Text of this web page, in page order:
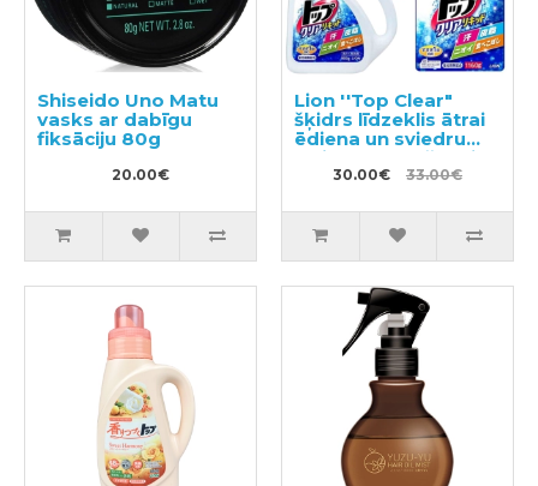
Shiseido Uno Matu
vasks ar dabīgu
fiksāciju 80g
20.00€
Lion ''Top Clear"
šķidrs līdzeklis ātrai
ēdiena un sviedru
traipu noņemšanai
900g + pildviela
30.00€ 33.00€